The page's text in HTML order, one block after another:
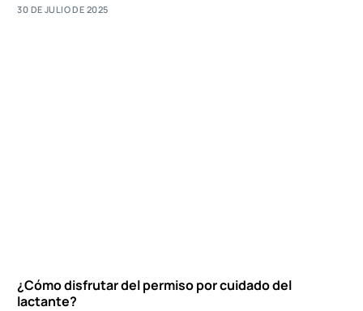
30 DE JULIO DE 2025
¿Cómo disfrutar del permiso por cuidado del
lactante?